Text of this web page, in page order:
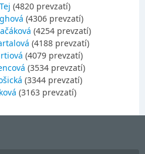
(4820 prevzatí)
(4306 prevzatí)
(4254 prevzatí)
(4188 prevzatí)
(4079 prevzatí)
(3534 prevzatí)
(3344 prevzatí)
(3163 prevzatí)